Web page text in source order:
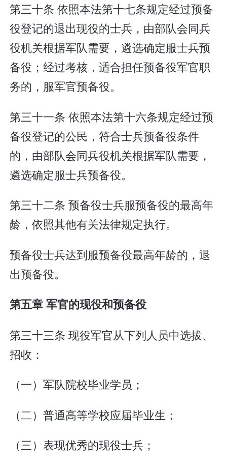
第三十条 依照本法第十七条规定经过预备
役登记的退出现役的士兵，由部队会同兵
役机关根据军队需要，遴选确定服士兵预
备役；经过考核，适合担任预备役军官职
务的，服军官预备役。
第三十一条 依照本法第十六条规定经过预
备役登记的公民，符合士兵预备役条件
的，由部队会同兵役机关根据军队需要，
遴选确定服士兵预备役。
第三十二条 预备役士兵服预备役的最高年
龄，依照其他有关法律规定执行。
预备役士兵达到服预备役最高年龄的，退
出预备役。
第五章 军官的现役和预备役
第三十三条 现役军官从下列人员中选拔、
招收：
（一）军队院校毕业学员；
（二）普通高等学校应届毕业生；
（三）表现优秀的现役士兵；